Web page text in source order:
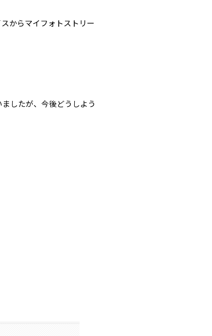
からマイフォトストリー
したが、今後どうしよう